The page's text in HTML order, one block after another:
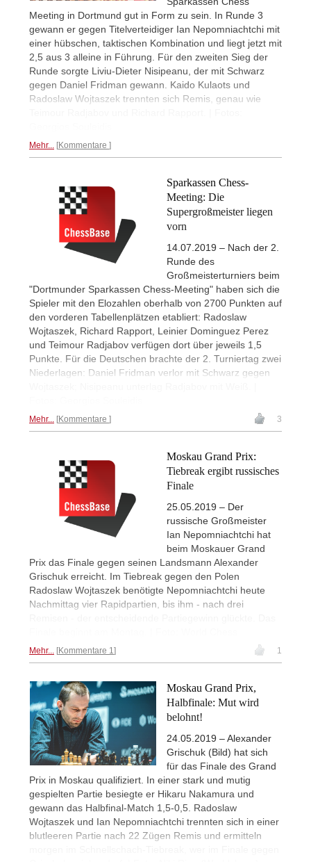
Meeting in Dortmund gut in Form zu sein. In Runde 3
gewann er gegen Titelverteidiger Ian Nepomniachtchi mit
einer hübschen, taktischen Kombination und liegt jetzt mit
2,5 aus 3 alleine in Führung. Für den zweiten Sieg der
Runde sorgte Liviu-Dieter Nisipeanu, der mit Schwarz
gegen Daniel Fridman gewann. Kaido Kulaots und
Radoslaw Wojtaszek trennten sich Remis, genau wie
Mehr... Kommentare
Sparkassen Chess-
Meeting: Die
Supergroßmeister liegen
vorn
14.07.2019 – Nach der 2.
Runde des
Großmeisterturniers beim
"Dortmunder Sparkassen Chess-Meeting" haben sich die
Spieler mit den Elozahlen oberhalb von 2700 Punkten auf
den vorderen Tabellenplätzen etabliert: Radoslaw
Wojtaszek, Richard Rapport, Leinier Dominguez Perez
und Teimour Radjabov verfügen dort über jeweils 1,5
Punkte. Für die Deutschen brachte der 2. Turniertag zwei
Niederlagen: Daniel Fridman verlor mit Schwarz gegen
Mehr... Kommentare 3
Moskau Grand Prix:
Tiebreak ergibt russisches
Finale
25.05.2019 – Der
russische Großmeister
Ian Nepomniachtchi hat
beim Moskauer Grand
Prix das Finale gegen seinen Landsmann Alexander
Grischuk erreicht. Im Tiebreak gegen den Polen
Radoslaw Wojtaszek benötigte Nepomniachtchi heute
Nachmittag vier Rapidpartien, bis ihm - nach drei
Mehr... Kommentare 1 1
Moskau Grand Prix,
Halbfinale: Mut wird
belohnt!
24.05.2019 – Alexander
Grischuk (Bild) hat sich
für das Finale des Grand
Prix in Moskau qualifiziert. In einer stark und mutig
gespielten Partie besiegte er Hikaru Nakamura und
gewann das Halbfinal-Match 1,5-0,5. Radoslaw
Wojtaszek und Ian Nepomniachtchi trennten sich in einer
blutleeren Partie nach 22 Zügen Remis und ermitteln